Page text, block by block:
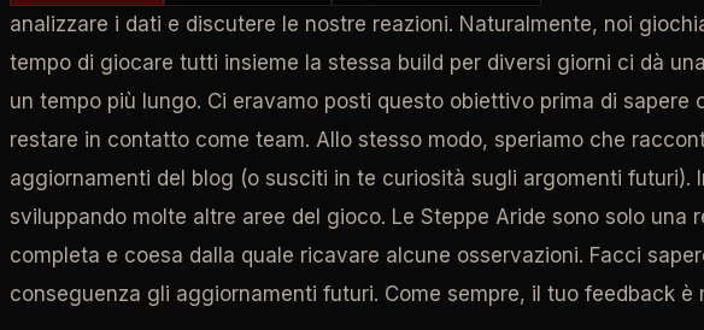
analizzare i dati e discutere le nostre reazioni. Naturalmente, noi
tempo di giocare tutti insieme la stessa build per diversi giorni ci dà
un tempo più lungo. Ci eravamo posti questo obiettivo prima di
restare in contatto come team. Allo stesso modo, speriamo che
aggiornamenti del blog (o susciti in te curiosità sugli argomenti
sviluppando molte altre aree del gioco. Le Steppe Aride sono solo
completa e coesa dalla quale ricavare alcune osservazioni. Facci
conseguenza gli aggiornamenti futuri. Come sempre, il tuo feedback è